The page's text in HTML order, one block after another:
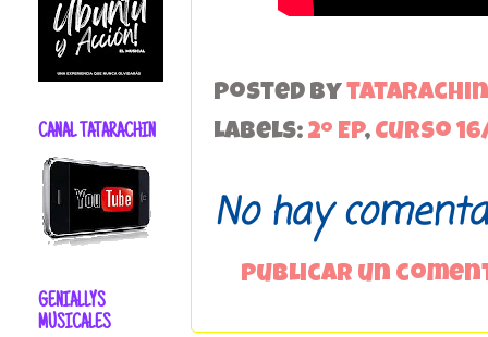
Posted by tatarachin
Labels: 2º EP, Curso
No hay
Publicar un
CANAL TATARACHIN
GENIALLYS
MUSICALES